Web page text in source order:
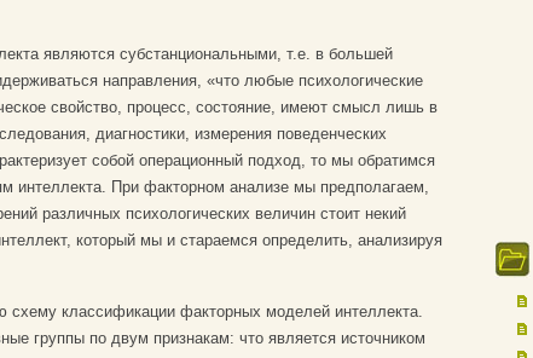
являются субстанциональными, т.е. в большей
направления, «что любые психологические
свойство, процесс, состояние, имеют смысл лишь в
диагностики, измерения поведенческих
собой операционный подход, то мы обратимся
интеллекта. При факторном анализе мы предполагаем,
различных психологических величин стоит некий
который мы и стараемся определить, анализируя
классификации факторных моделей интеллекта.
группы по двум признакам: что является источником